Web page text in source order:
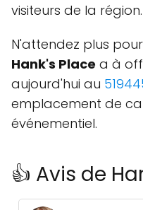
visiteurs de la région.
N'attendez plus
Hank's Place a à
aujourd'hui au
emplacement de
événementiel.
👍 Avis de